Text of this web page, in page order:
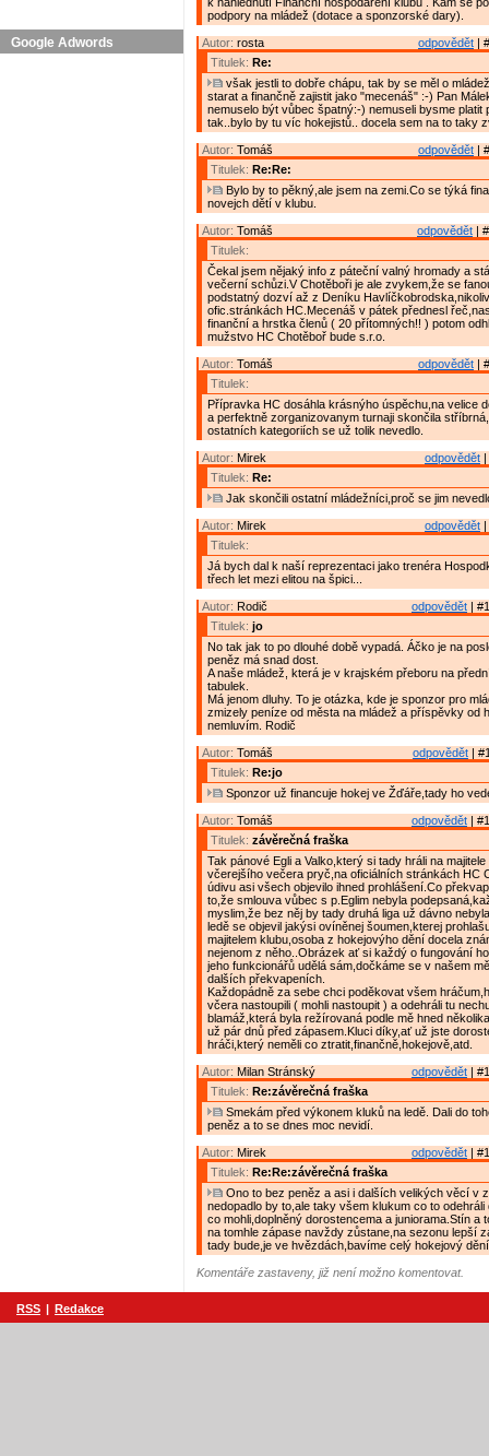
Google Adwords
podpory na mládež (dotace a sponzorské dary).
odpovědět |
Autor: rosta
Titulek: Re:
však jestli to dobře chápu, tak by se měl o
starat a finančně zajistit jako "mecenáš" :-) Pan
nemuselo být vůbec špatný:-) nemuseli bysme platit
tak..bylo by tu víc hokejistů.. docela sem na to taky
odpovědět |
Autor: Tomáš
Titulek: Re:Re:
Bylo by to pěkný,ale jsem na zemi.Co se týká
novejch dětí v klubu.
odpovědět |
Autor: Tomáš
Titulek:
Čekal jsem nějaký info z páteční valný hromady a
večerní schůzi.V Chotěboři je ale zvykem,že se
podstatný dozví až z Deníku
ofic.stránkách HC.Mecenáš v pátek přednesl
finanční a hrstka členů ( 20 přítomných!! ) potom
mužstvo HC Chotěboř bude s.r.o.
odpovědět |
Autor: Tomáš
Titulek:
Přípravka HC dosáhla krásnýho úspěchu,na velice
a perfektně zorganizovanym turnaji skončila
ostatních kategoriích se už tolik nevedlo.
odpovědět
Autor: Mirek
Titulek: Re:
Jak skončili ostatní mládežníci,proč se jim
odpovědět
Autor: Mirek
Titulek:
Já bych dal k naší reprezentaci jako trenéra
třech let mezi elitou na špici...
odpovědět |
Autor: Rodič
Titulek: jo
No tak jak to po dlouhé době vypadá. Áčko je na
peněz má snad dost.
A naše mládež, která je v krajském přeboru na
tabulek.
Má jenom dluhy. To je otázka, kde je sponzor pro
zmizely peníze od města na mládež a příspěvky od
nemluvím. Rodič
odpovědět |
Autor: Tomáš
Titulek: Re:jo
Sponzor už financuje hokej ve Žďáře,tady ho
odpovědět |
Autor: Tomáš
Titulek: závěrečná fraška
Tak pánové Egli a Valko,který si tady hráli na
včerejšího večera pryč,na oficiálních stránkách HC
údivu asi všech objevilo ihned prohlášení.Co
to,že smlouva vůbec s p.Eglim nebyla
myslim,že bez něj by tady druhá liga už dávno
ledě se objevil jakýsi ovíněnej šoumen,kterej
majitelem klubu,osoba z hokejovýho dění docela
nejenom z něho..Obrázek ať si každý o fungování
jeho funkcionářů udělá sám,dočkáme se v našem
dalších překvapeních.
Každopádně za sebe chci poděkovat všem
včera nastoupili ( mohli nastoupit ) a odehráli tu
blamáž,která byla režírovaná podle mě hned
už pár dnů před zápasem.Kluci díky,ať už jste
hráči,který neměli co ztratit,finančně,hokejově,atd.
odpovědět |
Autor: Milan Stránský
Titulek: Re:závěrečná fraška
Smekám před výkonem kluků na ledě. Dali do
peněz a to se dnes moc nevidí.
odpovědět |
Autor: Mirek
Titulek: Re:Re:závěrečná fraška
Ono to bez peněz a asi i dalších velikých věcí v
nedopadlo by to,ale taky všem klukum co to odehráli
co mohli,doplněný dorostencema a juniorama.Stín a
na tomhle zápase navždy zůstane,na sezonu lepší
tady bude,je ve hvězdách,bavíme celý hokejový
Komentáře zastaveny, již není možno komentovat.
RSS | Redakce